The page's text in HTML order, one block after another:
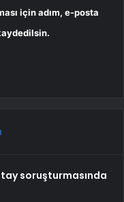
için adım, e-posta
soruşturmasında